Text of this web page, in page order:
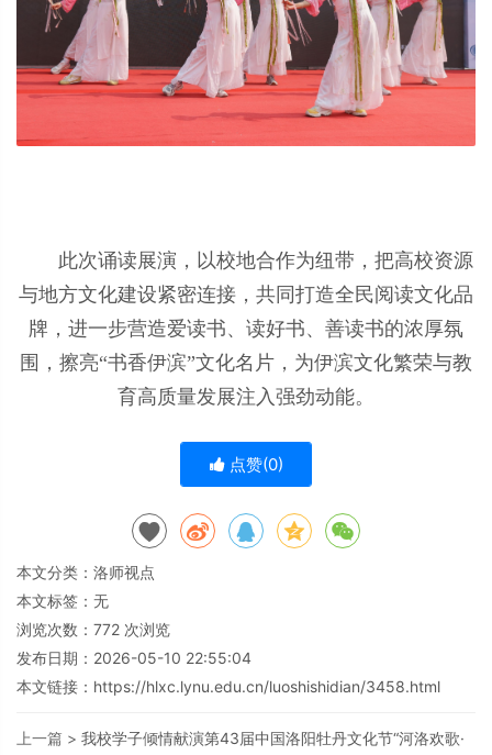
此次诵读展演，以校地合作为纽带，把高校资源
与地方文化建设紧密连接，共同打造全民阅读文化品
牌，进一步营造爱读书、读好书、善读书的浓厚氛
围，擦亮“书香伊滨”文化名片，为伊滨文化繁荣与教
育高质量发展注入强劲动能。
点赞(0)
本文分类： 洛师视点
本文标签：无
浏览次数： 772 次浏览
发布日期：2026-05-10 22:55:04
本文链接： https://hlxc.lynu.edu.cn/luoshishidian/3458.html
上一篇 > 我校学子倾情献演第43届中国洛阳牡丹文化节“河洛欢歌·